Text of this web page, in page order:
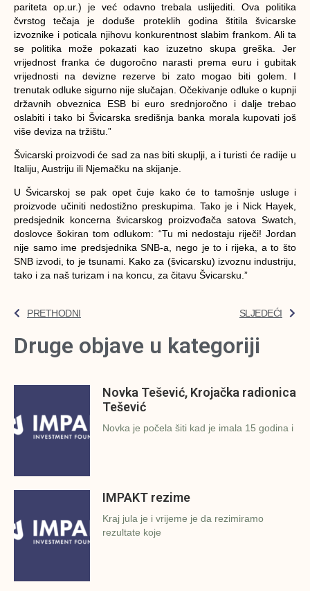
pariteta op.ur.) je već odavno trebala uslijediti. Ova politika
čvrstog tečaja je doduše proteklih godina štitila švicarske
izvoznike i poticala njihovu konkurentnost slabim frankom. Ali ta
se politika može pokazati kao izuzetno skupa greška. Jer
vrijednost franka će dugoročno narasti prema euru i gubitak
vrijednosti na devizne rezerve bi zato mogao biti golem. I
trenutak odluke sigurno nije slučajan. Očekivanje odluke o kupnji
državnih obveznica ESB bi euro srednjoročno i dalje trebao
oslabiti i tako bi Švicarska središnja banka morala kupovati još
više deviza na tržištu.”
Švicarski proizvodi će sad za nas biti skuplji, a i turisti će radije u
Italiju, Austriju ili Njemačku na skijanje.
U Švicarskoj se pak opet čuje kako će to tamošnje usluge i
proizvode učiniti nedostižno preskupima. Tako je i Nick Hayek,
predsjednik koncerna švicarskog proizvođača satova Swatch,
doslovce šokiran tom odlukom: “Tu mi nedostaju riječi! Jordan
nije samo ime predsjednika SNB-a, nego je to i rijeka, a to što
SNB izvodi, to je tsunami. Kako za (švicarsku) izvoznu industriju,
tako i za naš turizam i na koncu, za čitavu Švicarsku.”
PRETHODNI SLJEDEĆI
Druge objave u kategoriji
Novka Tešević, Krojačka radionica
Tešević
Novka je počela šiti kad je imala 15 godina i
IMPAKT rezime
Kraj jula je i vrijeme je da rezimiramo
rezultate koje